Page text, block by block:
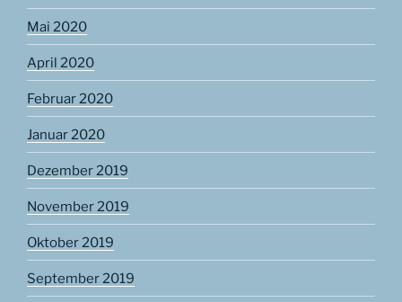
Mai 2020
April 2020
Februar 2020
Januar 2020
Dezember 2019
November 2019
Oktober 2019
September 2019